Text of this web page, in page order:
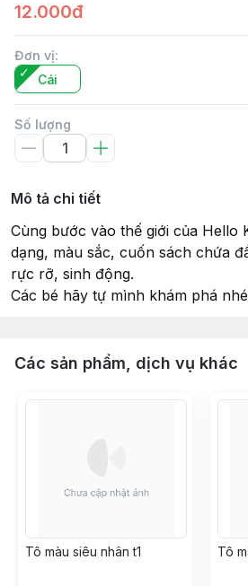
12.000đ
Đơn vị:
Cái
Số lượng
Mô tả chi tiết
Cùng bước vào thế giới của Hello
dạng, màu sắc, cuốn sách chứa
rực rỡ, sinh động.
Các bé hãy tự mình khám phá
Các sản phẩm, dịch vụ khác
Tô màu siêu nhân t1 Tô